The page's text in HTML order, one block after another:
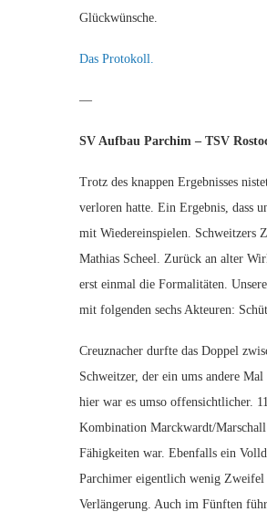
Glückwünsche.
Das Protokoll.
—
SV Aufbau Parchim – TSV
Trotz des knappen Ergebnisses
verloren hatte. Ein Ergebnis, dass
mit Wiedereinspielen. Schweitzers
Mathias Scheel. Zurück an alter
erst einmal die Formalitäten.
mit folgenden sechs Akteuren:
Creuznacher durfte das Doppel
Schweitzer, der ein ums andere
hier war es umso offensichtlicher.
Kombination Marckwardt/
Fähigkeiten war. Ebenfalls ein
Parchimer eigentlich wenig
Verlängerung. Auch im Fünften